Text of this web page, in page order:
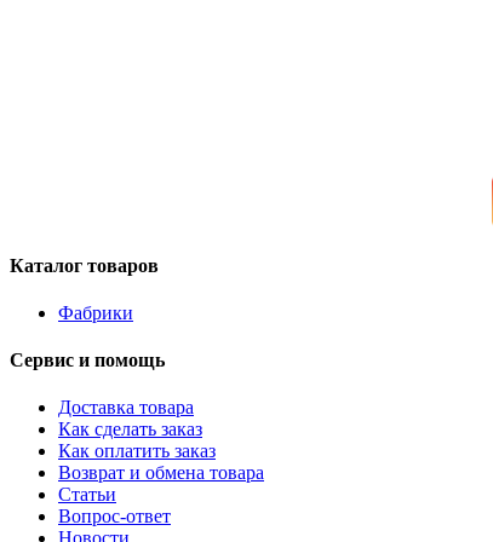
Каталог товаров
Фабрики
Сервис и помощь
Доставка товара
Как сделать заказ
Как оплатить заказ
Возврат и обмена товара
Статьи
Вопрос-ответ